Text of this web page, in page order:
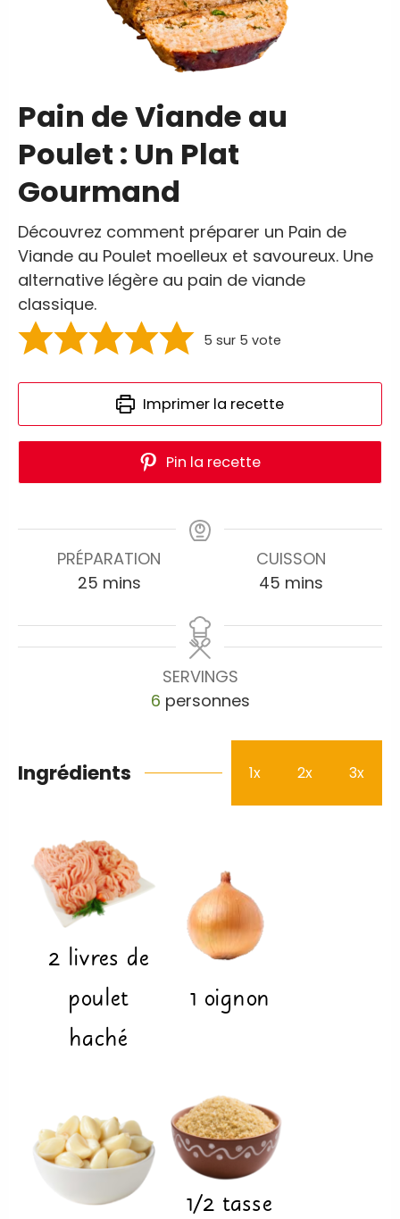
Pain de Viande au
Poulet : Un Plat
Gourmand
Découvrez comment préparer un Pain de
Viande au Poulet moelleux et savoureux. Une
alternative légère au pain de viande
classique.
5 sur 5 vote
Imprimer la recette
Pin la recette
PRÉPARATION
25 mins
CUISSON
45 mins
SERVINGS
6 personnes
Ingrédients 1x 2x 3x
2 livres de
poulet
haché
1 oignon
1/2 tasse